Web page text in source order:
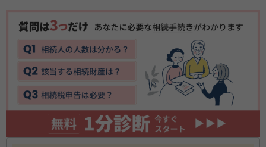
一田 孝男（かずた たかお）
☑北海道行政書士会会員、☑特定行
政書士（行政不服申立てができる資格）、☑（一社）北海道成年後見支援セ
ンター会員、☑恵庭商工会議所会員
■事務所の特徴 弊所は相続から土地・建物売却まで他
談無料です。お客様のお話しをじっくり聞き、お困りご
との解決を提案しています。 お困りごとの解決方法